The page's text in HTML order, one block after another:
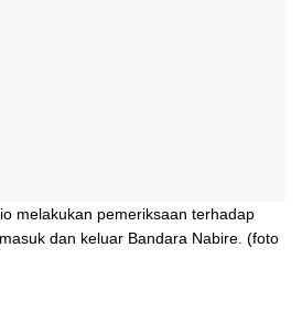
melakukan pemeriksaan terhadap
dan keluar Bandara Nabire. (foto